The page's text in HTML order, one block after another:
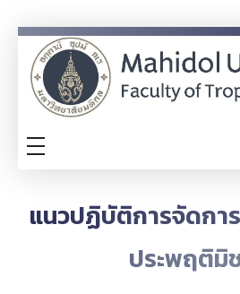
TM-ITA
แนวปฏิบัติการจัดกา
ประพฤติมิ